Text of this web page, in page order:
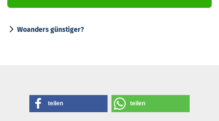
Woanders günstiger?
teilen teilen